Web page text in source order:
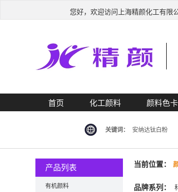
您好，欢迎访问上海精颜化工有限
首页 化工颜料 颜料色卡
关键词： 安纳达钛白粉
当前位置：
品牌系列：
产品列表
有机颜料